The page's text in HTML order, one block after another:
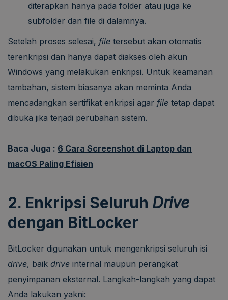
diterapkan hanya pada folder atau juga ke
subfolder dan file di dalamnya.
Setelah proses selesai, file tersebut akan otomatis
terenkripsi dan hanya dapat diakses oleh akun
Windows yang melakukan enkripsi. Untuk keamanan
tambahan, sistem biasanya akan meminta Anda
mencadangkan sertifikat enkripsi agar file tetap dapat
dibuka jika terjadi perubahan sistem.
Baca Juga : 6 Cara Screenshot di Laptop dan
macOS Paling Efisien
2. Enkripsi Seluruh Drive
dengan BitLocker
BitLocker digunakan untuk mengenkripsi seluruh isi
drive, baik drive internal maupun perangkat
penyimpanan eksternal. Langkah-langkah yang dapat
Anda lakukan yakni: